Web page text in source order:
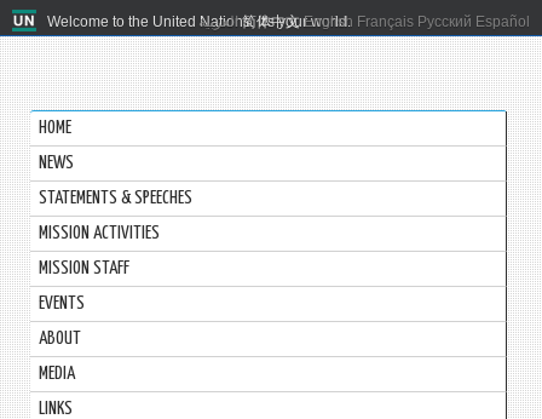
Welcome to the United Nations. It's your world.
العربية 简体中文 English Français Русский Español
HOME
NEWS
STATEMENTS & SPEECHES
MISSION ACTIVITIES
MISSION STAFF
EVENTS
ABOUT
MEDIA
LINKS